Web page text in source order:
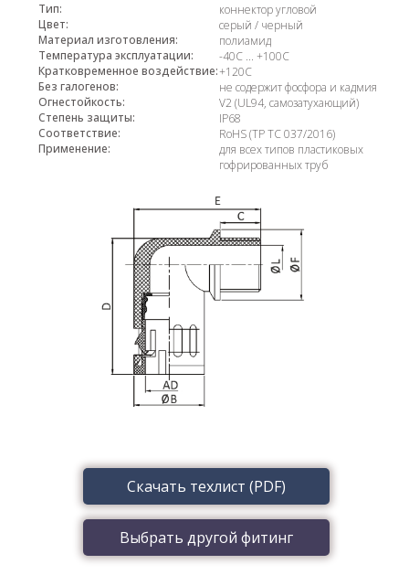
Скачать техлист (PDF)
Выбрать другой фитинг
коннектор угловой
серый / черный
полиамид
-40С ... +100С
+120С
не содержит фосфора и кадмия
V2 (UL94, самозатухающий)
IP68
RoHS (ТР ТС 037/2016)
для всех типов пластиковых
гофрированных труб
Тип:
Цвет:
Материал изготовления:
Температура эксплуатации:
Кратковременное воздействие:
Без галогенов:
Огнестойкость:
Степень защиты:
Соответствие:
Применение: